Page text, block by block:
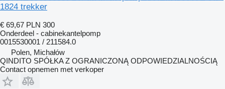
1824 trekker
€ 69,67 PLN 300
Onderdeel - cabinekantelpomp
0015530001 / 211584.0
Polen, Michałów
QINDITO SPÓŁKA Z OGRANICZONĄ ODPOWIEDZIALNOŚCIĄ
Contact opnemen met verkoper